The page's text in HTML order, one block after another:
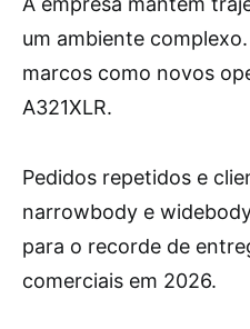
um ambiente
marcos como novos
A321XLR.
Pedidos repetidos e
narrowbody e
para o recorde de
comerciais em 2026.